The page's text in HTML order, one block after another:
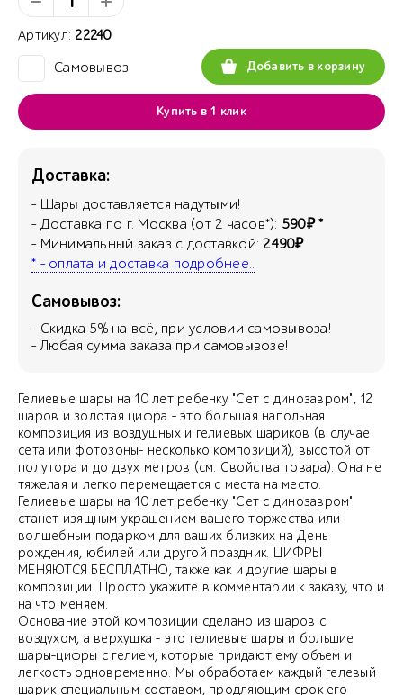
Артикул: 22240
Самовывоз Добавить в корзину
Купить в 1 клик
Доставка:
- Шары доставляется надутыми!
- Доставка по г. Москва (от 2 часов*): 590₽ *
- Минимальный заказ с доставкой:2490₽
* - оплата и доставка подробнее..
Самовывоз:
- Скидка 5% на всё, при условии самовывоза!
- Любая сумма заказа при самовывозе!
Гелиевые шары на 10 лет ребенку "Сет с динозавром", 12
шаров и золотая цифра - это большая напольная
композиция из воздушных и гелиевых шариков (в случае
сета или фотозоны- несколько композиций), высотой от
полутора и до двух метров (см. Свойства товара). Она не
тяжелая и легко перемещается с места на место.
Гелиевые шары на 10 лет ребенку "Сет с динозавром"
станет изящным украшением вашего торжества или
волшебным подарком для ваших близких на День
рождения, юбилей или другой праздник. ЦИФРЫ
МЕНЯЮТСЯ БЕСПЛАТНО, также как и другие шары в
композиции. Просто укажите в комментарии к заказу, что и
на что меняем.
Основание этой композиции сделано из шаров с
воздухом, а верхушка - это гелиевые шары и большие
шары-цифры с гелием, которые придают ему объем и
легкость одновременно. Мы обработаем каждый гелевый
шарик специальным составом, продляющим срок его